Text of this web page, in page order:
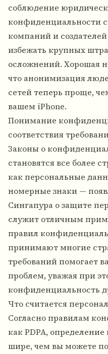
соблюдение
конфиденциальности
компаний и
избежать крупных
осложнений. Хорошая
что анонимизация
сетей теперь проще,
вашем iPhone.
Понимание
соответствия
Законы о
становятся все более
как персональные
номерные знаки —
Сингапура о защите
служит отличным
правил
принимают многие
требований помогает
проблем, уважая при
конфиденциальность
Что считается
Согласно правилам
как PDPA,
шире, чем вы можете